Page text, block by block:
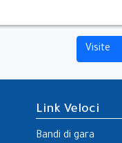
Visite
Link Veloci
Bandi di gara